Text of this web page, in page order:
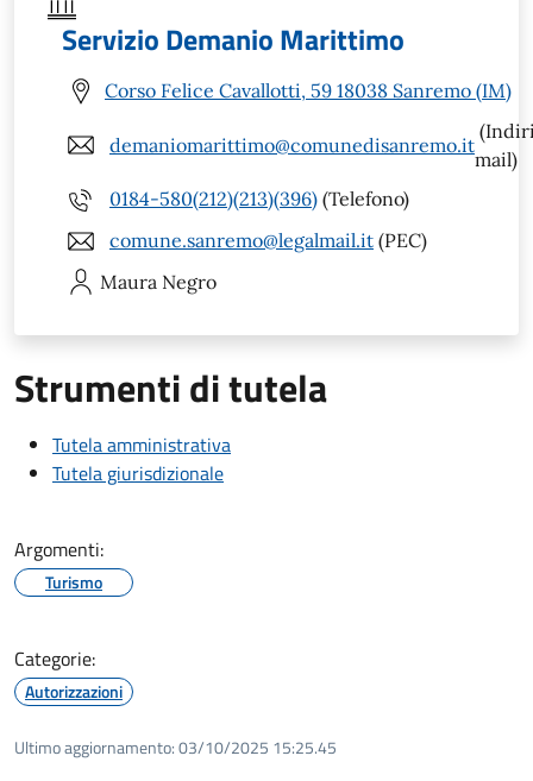
Servizio Demanio Marittimo
Corso Felice Cavallotti, 59 18038 Sanremo (IM)
demaniomarittimo@comunedisanremo.it
mail)
0184-580(212)(213)(396) (Telefono)
comune.sanremo@legalmail.it (PEC)
Maura Negro
Strumenti di tutela
Tutela amministrativa
Tutela giurisdizionale
Argomenti:
Turismo
Categorie:
Autorizzazioni
Ultimo aggiornamento:03/10/2025 15:25.45